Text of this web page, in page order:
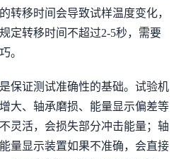
转移时间会导致试样温度变化，
定转移时间不超过2-5秒，需要
。
保证测试准确性的基础。试验机
大、轴承磨损、能量显示偏差等
灵活，会损失部分冲击能量；轴
量显示装置如果不准确，会直接